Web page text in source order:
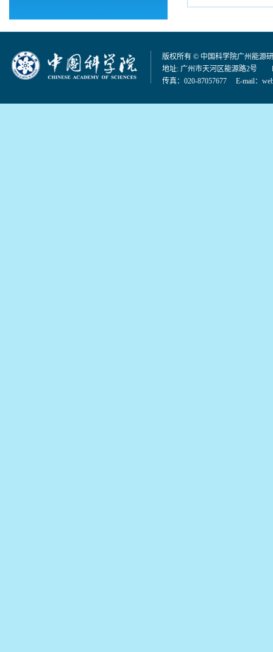
版权所有 © 中国科学院广州能源
地址: 广州市天河区能源路2号
传真：020-87057677 E-mail：